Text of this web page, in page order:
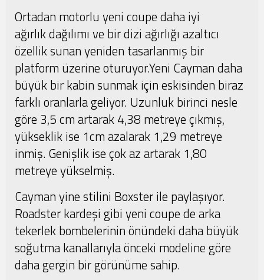
Ortadan motorlu yeni coupe daha iyi
ağırlık dağılımı ve bir dizi ağırlığı azaltıcı
özellik sunan yeniden tasarlanmış bir
platform üzerine oturuyor.Yeni Cayman daha
büyük bir kabin sunmak için eskisinden biraz
farklı oranlarla geliyor. Uzunluk birinci nesle
göre 3,5 cm artarak 4,38 metreye çıkmış,
yükseklik ise 1cm azalarak 1,29 metreye
inmiş. Genişlik ise çok az artarak 1,80
metreye yükselmiş.
Cayman yine stilini Boxster ile paylaşıyor.
Roadster kardeşi gibi yeni coupe de arka
tekerlek bombelerinin önündeki daha büyük
soğutma kanallarıyla önceki modeline göre
daha gergin bir görünüme sahip.